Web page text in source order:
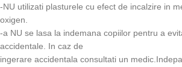
-NU utilizati plasturele cu efect de incalzire in
oxigen.
-a NU se lasa la indemana copiilor pentru a
accidentale. In caz de
ingerare accidentala consultati un